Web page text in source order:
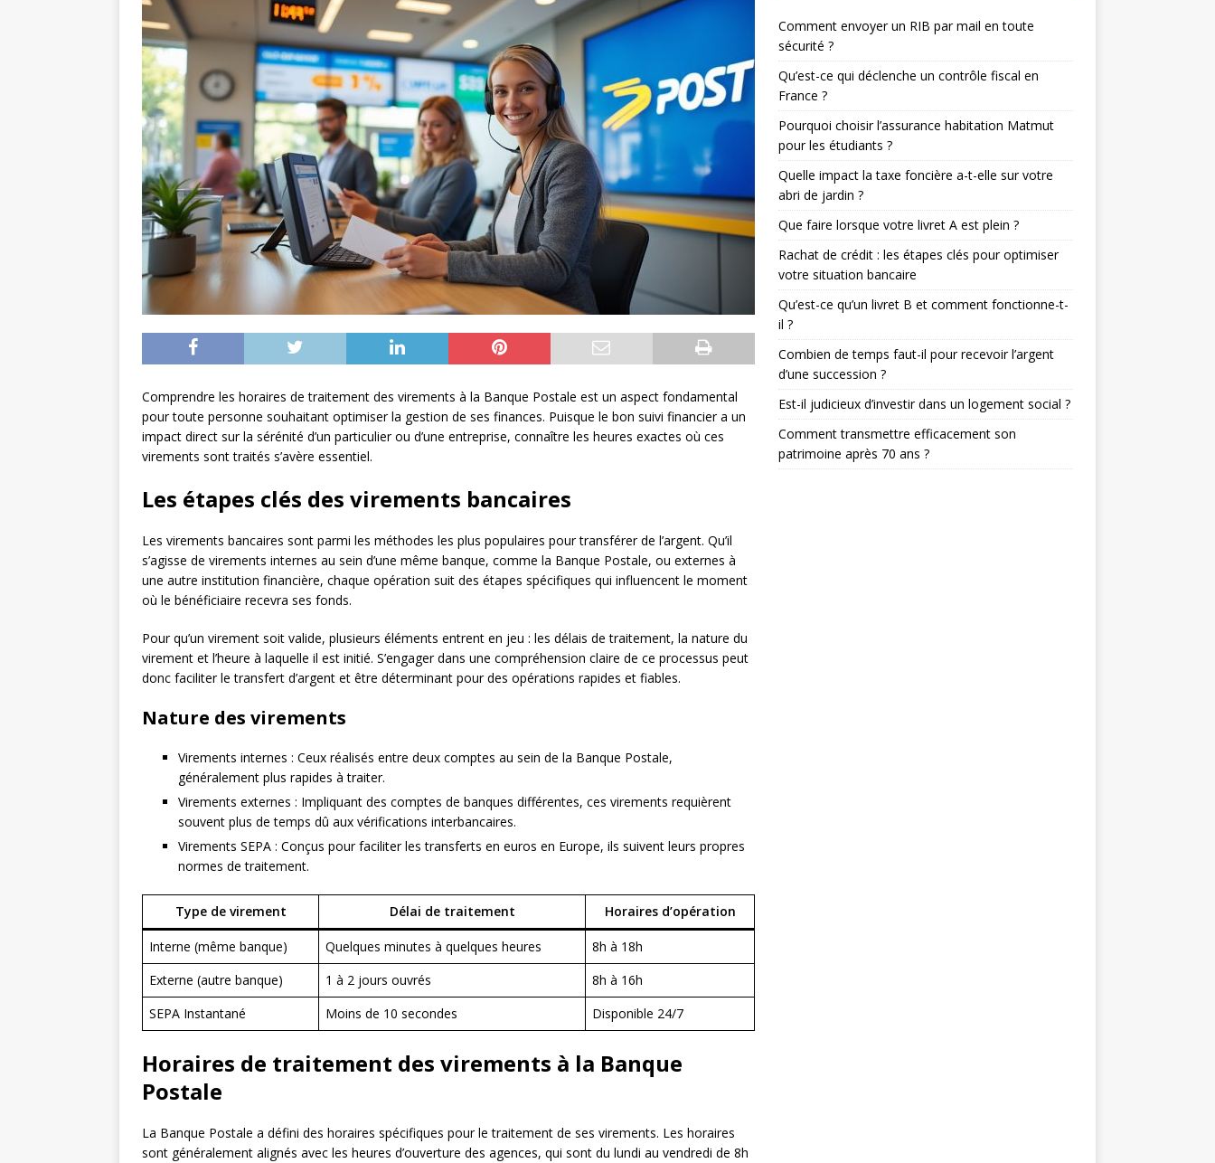
Comprendre les horaires de traitement des virements à la Banque Postale est un aspect fondamental
pour toute personne souhaitant optimiser la gestion de ses finances. Puisque le bon suivi financier a un
impact direct sur la sérénité d’un particulier ou d’une entreprise, connaître les heures exactes où ces
virements sont traités s’avère essentiel.
Les étapes clés des virements bancaires
Les virements bancaires sont parmi les méthodes les plus populaires pour transférer de l’argent. Qu’il
s’agisse de virements internes au sein d’une même banque, comme la Banque Postale, ou externes à
une autre institution financière, chaque opération suit des étapes spécifiques qui influencent le moment
où le bénéficiaire recevra ses fonds.
Pour qu’un virement soit valide, plusieurs éléments entrent en jeu : les délais de traitement, la nature du
virement et l’heure à laquelle il est initié. S’engager dans une compréhension claire de ce processus peut
donc faciliter le transfert d’argent et être déterminant pour des opérations rapides et fiables.
Nature des virements
Virements internes : Ceux réalisés entre deux comptes au sein de la Banque Postale,
généralement plus rapides à traiter.
Virements externes : Impliquant des comptes de banques différentes, ces virements requièrent
souvent plus de temps dû aux vérifications interbancaires.
Virements SEPA : Conçus pour faciliter les transferts en euros en Europe, ils suivent leurs propres
normes de traitement.
Type de virement Délai de traitement Horaires d’opération
Interne (même banque) Quelques minutes à quelques heures
8h à 18h
Externe (autre banque)
1 à 2 jours ouvrés
8h à 16h
SEPA Instantané
Moins de 10 secondes Disponible 24/7
Horaires de traitement des virements à la Banque
Postale
La Banque Postale a défini des horaires spécifiques pour le traitement de ses virements. Les horaires
sont généralement alignés avec les heures d’ouverture des agences, qui sont du lundi au vendredi de 8h
Comment envoyer un RIB par mail en toute
sécurité ?
Qu’est-ce qui déclenche un contrôle fiscal en
France ?
Pourquoi choisir l’assurance habitation Matmut
pour les étudiants ?
Quelle impact la taxe foncière a-t-elle sur votre
abri de jardin ?
Que faire lorsque votre livret A est plein ?
Rachat de crédit : les étapes clés pour optimiser
votre situation bancaire
Qu’est-ce qu’un livret B et comment fonctionne-t-
il ?
Combien de temps faut-il pour recevoir l’argent
d’une succession ?
Est-il judicieux d’investir dans un logement social ?
Comment transmettre efficacement son
patrimoine après 70 ans ?